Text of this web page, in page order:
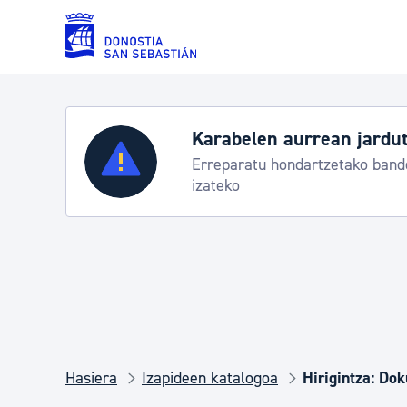
Eduki nagusira joan
Zerbitzuak
Errolda eta gai pertsonalak
jarduteko protokoloa
banderei egoeraren berri
Hasiera Izapideen katalogoa Hirigintza: